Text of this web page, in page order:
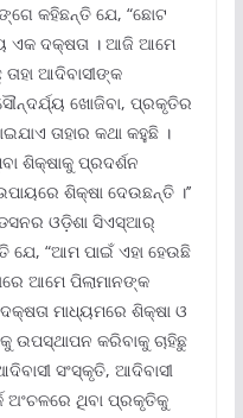
କହିଛନ୍ତି ଯେ, “ଛୋଟ
ଏକ ଦକ୍ଷତା । ଆଜି ଆମେ
ଆଦିବାସୀଙ୍କ
ଖୋଜିବା, ପ୍ରକୃତିର
ତାହାର କଥା କହୁଛି ।
ଶିକ୍ଷାକୁ ପ୍ରଦର୍ଶନ
ଶିକ୍ଷା ଦେଉଛନ୍ତି ।’’
ଓଡ଼ିଶା ସିଏସ୍‌ଆର୍
ଯେ, “ଆମ ପାଇଁ ଏହା ହେଉଛି
ଆମେ ପିଲାମାନଙ୍କ
ମାଧ୍ୟମରେ ଶିକ୍ଷା ଓ
ଉପସ୍ଥାପନ କରିବାକୁ ଚାହିଛୁ
ସଂସ୍କୃତି, ଆଦିବାସୀ
ଅଂଚଳରେ ଥିବା ପ୍ରକୃତିକୁ